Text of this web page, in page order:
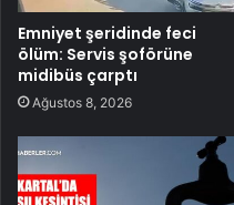
Emniyet şeridinde feci
ölüm: Servis şoförüne
midibüs çarptı
Ağustos 8, 2026